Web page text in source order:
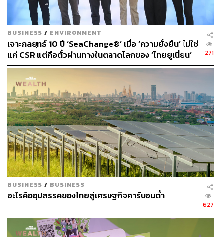
BUSINESS / ENVIRONMENT
เจาะกลยุทธ์ 10 ปี ‘SeaChange®’ เมื่อ ‘ความยั่งยืน’ ไม่ใช่
แค่ CSR แต่คือตั๋วผ่านทางในตลาดโลกของ ‘ไทยยูเนี่ยน’
271
BUSINESS / BUSINESS
อะไรคืออุปสรรคของไทยสู่เศรษฐกิจคาร์บอนต่ำ
627